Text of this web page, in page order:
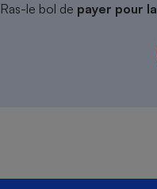
Ras-le bol de payer pour